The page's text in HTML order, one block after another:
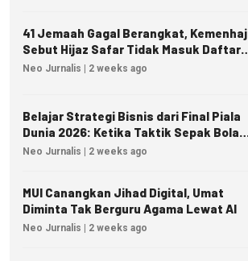
41 Jemaah Gagal Berangkat, Kemenhaj
Sebut Hijaz Safar Tidak Masuk Daftar
Resmi PPIU
Neo Jurnalis | 2 weeks ago
Belajar Strategi Bisnis dari Final Piala
Dunia 2026: Ketika Taktik Sepak Bola
Menjadi Inspirasi Kesuksesan Bisnis
Neo Jurnalis | 2 weeks ago
MUI Canangkan Jihad Digital, Umat
Diminta Tak Berguru Agama Lewat AI
Neo Jurnalis | 2 weeks ago